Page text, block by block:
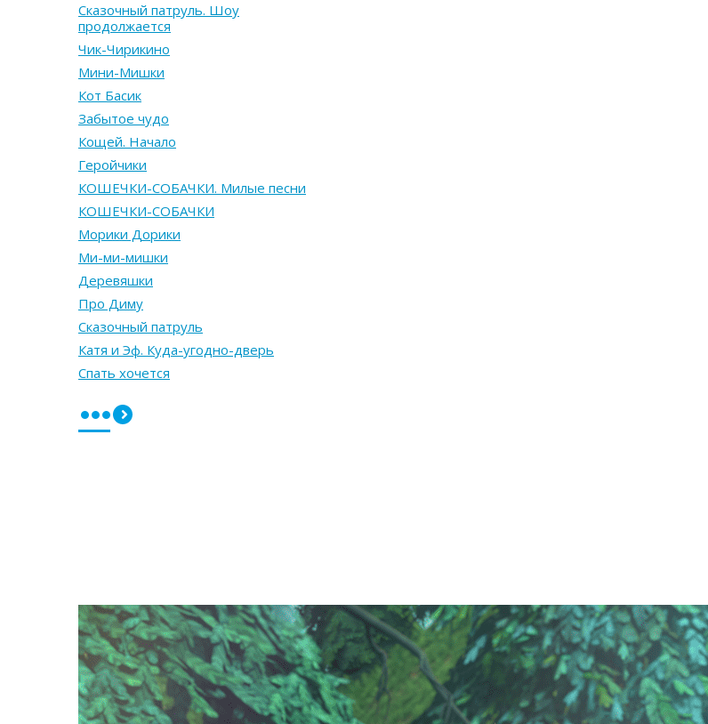
Сказочный патруль. Шоу
продолжается
Чик-Чирикино
Мини-Мишки
Кот Басик
Забытое чудо
Кощей. Начало
Геройчики
КОШЕЧКИ-СОБАЧКИ. Милые песни
КОШЕЧКИ-СОБАЧКИ
Морики Дорики
Ми-ми-мишки
Деревяшки
Про Диму
Сказочный патруль
Катя и Эф. Куда-угодно-дверь
Спать хочется
•••